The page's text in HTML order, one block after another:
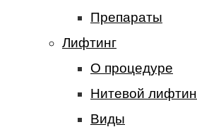
Препараты
Лифтинг
О процедуре
Нитевой
Виды